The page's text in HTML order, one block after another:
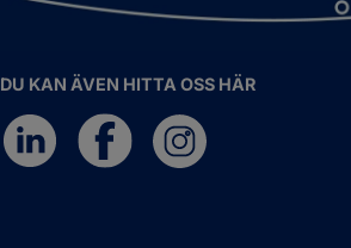
DU KAN ÄVEN HITTA OSS HÄR